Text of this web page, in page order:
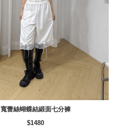
寬蕾絲蝴蝶結緞面七分褲
$1480